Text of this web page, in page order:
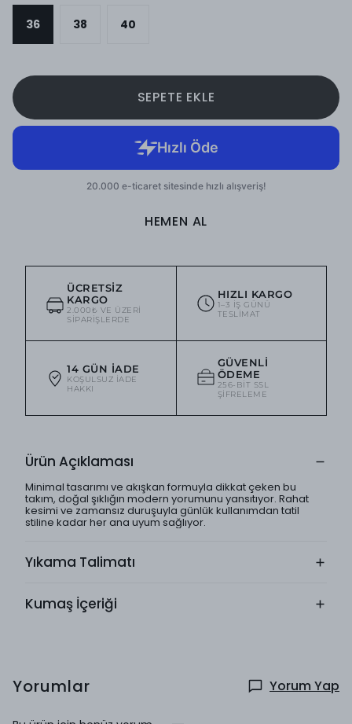
36 38 40
SEPETE EKLE
HEMEN AL
ÜCRETSIZ
KARGO
2.000₺ VE ÜZERI
SIPARIŞLERDE
HIZLI KARGO
1–3 IŞ GÜNÜ
TESLIMAT
14 GÜN İADE
KOŞULSUZ IADE
HAKKI
GÜVENLI
ÖDEME
256-BIT SSL
ŞIFRELEME
Ürün Açıklaması
Minimal tasarımı ve akışkan formuyla dikkat çeken bu
takım, doğal şıklığın modern yorumunu yansıtıyor. Rahat
kesimi ve zamansız duruşuyla günlük kullanımdan tatil
stiline kadar her ana uyum sağlıyor.
Yıkama Talimatı
Kumaş İçeriği
Yorumlar Yorum Yap